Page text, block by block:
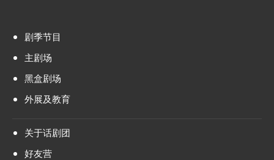
剧季节目
主剧场
黑盒剧场
外展及教育
关于话剧团
好友营